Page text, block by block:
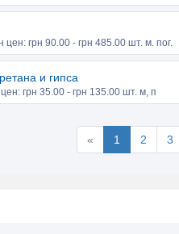
цен: грн 90.00 - грн 485.00 шт. м. пог.
и гипса
грн 35.00 - грн 135.00 шт. м, п
« 1 2 3